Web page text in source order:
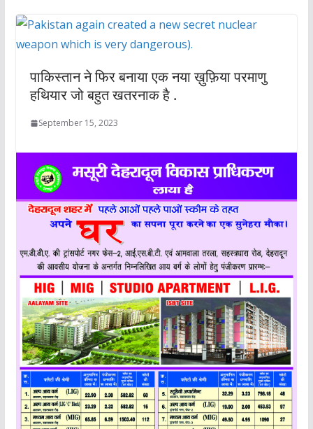
पाकिस्तान ने फिर बनाया एक नया ख़ुफ़िया परमाणु
हथियार जो बहुत खतरनाक है .
September 15, 2023